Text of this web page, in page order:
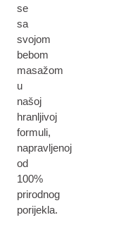
se
sa
svojom
bebom
masažom
u
našoj
hranljivoj
formuli,
napravljenoj
od
100%
prirodnog
porijekla.